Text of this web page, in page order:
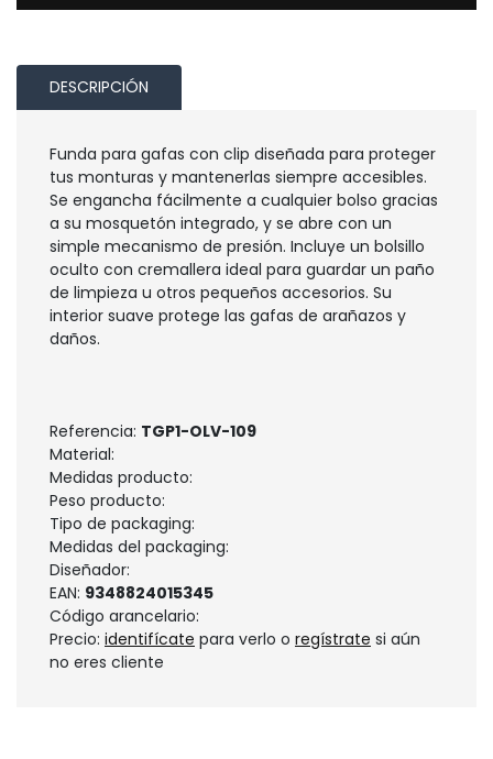
DESCRIPCIÓN
Funda para gafas con clip diseñada para proteger
tus monturas y mantenerlas siempre accesibles.
Se engancha fácilmente a cualquier bolso gracias
a su mosquetón integrado, y se abre con un
simple mecanismo de presión. Incluye un bolsillo
oculto con cremallera ideal para guardar un paño
de limpieza u otros pequeños accesorios. Su
interior suave protege las gafas de arañazos y
daños.
Referencia: TGP1-OLV-109
Material:
Medidas producto:
Peso producto:
Tipo de packaging:
Medidas del packaging:
Diseñador:
EAN: 9348824015345
Código arancelario:
Precio: identifícate para verlo o regístrate si aún
no eres cliente